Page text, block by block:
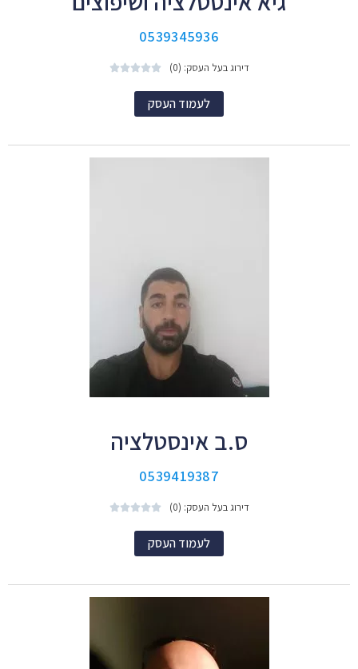
0539345936
דירוג בעל העסק: (0) 




לעמוד העסק
ס.ב אינסטלציה
0539419387
דירוג בעל העסק: (0) 




לעמוד העסק